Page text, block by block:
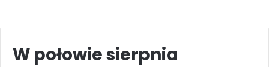
W połowie sierpnia